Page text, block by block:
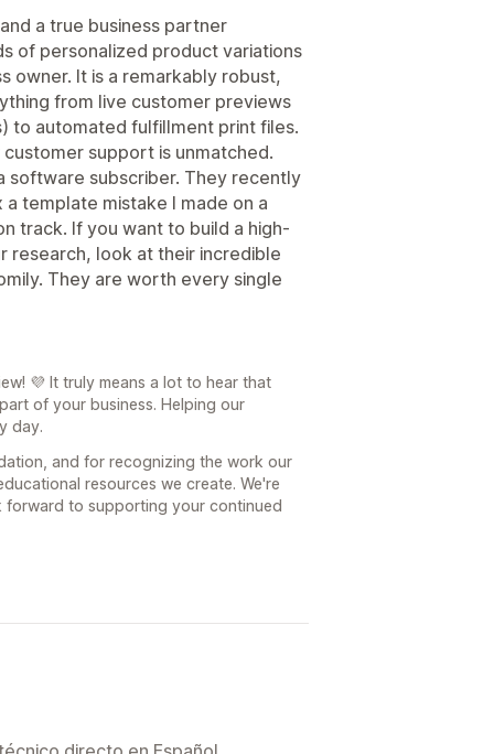
a true business partner
of personalized product variations
owner. It is a remarkably robust,
from live customer previews
to automated fulfillment print files.
support is unmatched.
software subscriber. They recently
template mistake I made on a
track. If you want to build a high-
research, look at their incredible
They are worth every single
💜 It truly means a lot to hear that
of your business. Helping our
day.
and for recognizing the work our
resources we create. We're
to supporting your continued